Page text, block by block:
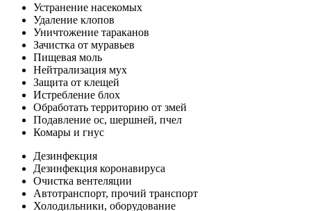
Устранение насекомых
Удаление клопов
Уничтожение тараканов
Зачистка от муравьев
Пищевая моль
Нейтрализация мух
Защита от клещей
Истребление блох
Обработать территорию от змей
Подавление ос, шершней, пчел
Комары и гнус
Дезинфекция
Дезинфекция коронавируса
Очистка вентеляции
Автотранспорт, прочий транспорт
Холодильники, оборудование